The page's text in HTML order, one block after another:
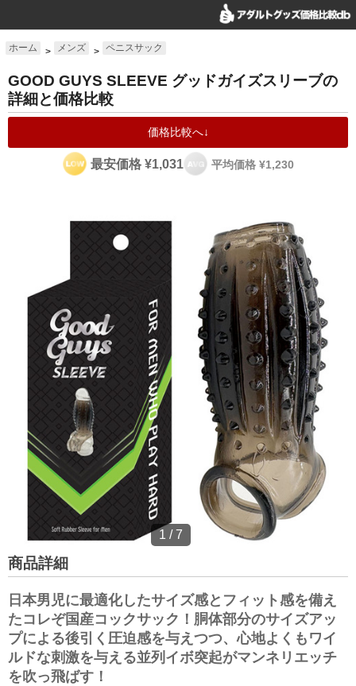
ホーム > メンズ > ペニスサック
GOOD GUYS SLEEVE グッドガイズスリーブの
詳細と価格比較
価格比較へ↓
最安価格 ¥1,031 平均価格 ¥1,230
1 /7
商品詳細
日本男児に最適化したサイズ感とフィット感を備え
たコレぞ国産コックサック！胴体部分のサイズアッ
プによる後引く圧迫感を与えつつ、心地よくもワイ
ルドな刺激を与える並列イボ突起がマンネリエッチ
を吹っ飛ばす！